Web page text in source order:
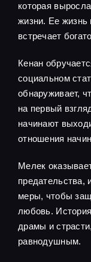
которая
жизни. Ее жизнь
встречает
Кенан
социальном
обнаруживает,
на первый
начинают
отношения
Мелек
предательства,
меры, чтобы
любовь.
драмы и
равнодушным.